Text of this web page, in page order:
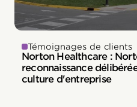
Témoignages de clients
Norton Healthcare :
reconnaissance
culture d'entreprise